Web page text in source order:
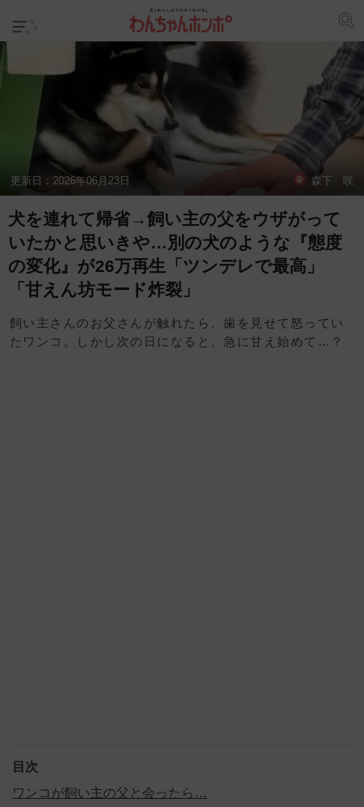
更新日： 2026年06月23日 森下 咲
犬を連れて帰省→飼い主の父をウザがって
いたかと思いきや…別の犬のような『態度
の変化』が26万再生「ツンデレで最高」
「甘えん坊モード炸裂」
飼い主さんのお父さんが触れたら、歯を見せて怒ってい
たワンコ。しかし次の日になると、急に甘え始めて…？
目次
ワンコが飼い主の父と会ったら…